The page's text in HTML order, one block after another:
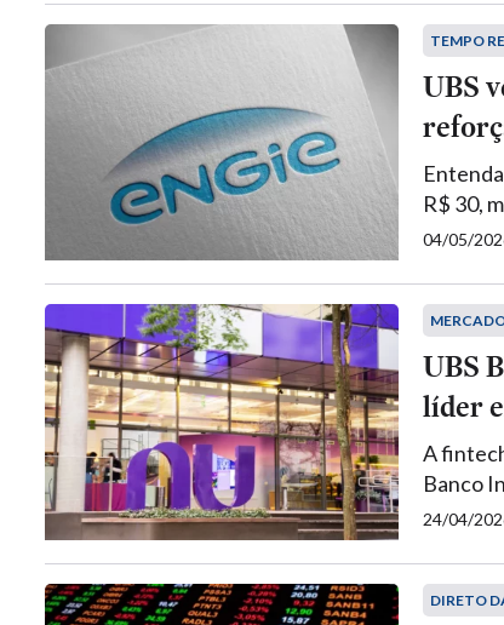
TEMPO
UBS
R$ 30,
04/05/
UBS
líder
A
Banco
24/04/
DIRETO